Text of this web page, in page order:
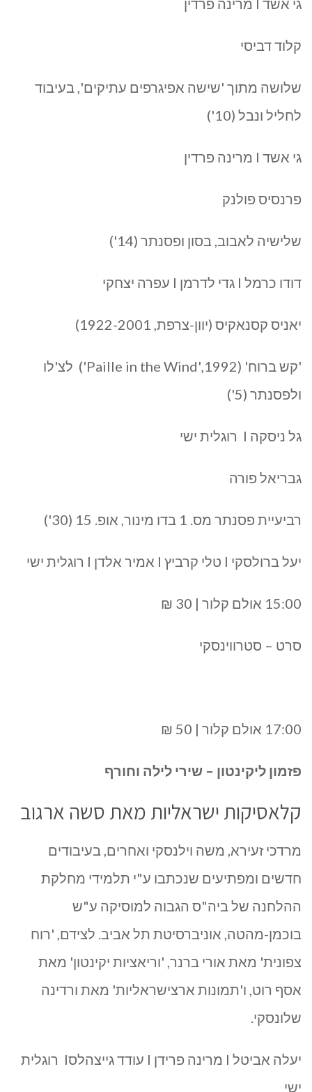
גי אשד I מרינה פרדין
קלוד דביסי
שלושה מתוך 'שישה אפיגרפים עתיקים', בעיבוד
לחליל ונבל (10')
גי אשד I מרינה פרדין
פרנסיס פולנק
שלישיה לאבוב, בסון ופסנתר (14')
דודו כרמל I גדי לדרמן I עפרה יצחקי
יאניס קסנאקיס (יוון-צרפת, 1922-2001)
'קש ברוח' (1992,'Paille in the Wind') לצ'לו
ולפסנתר (5')
גל ניסקה I רוגלית ישי
גבריאל פורה
רביעיית פסנתר מס. 1 בדו מינור, אופ. 15 (30')
יעל ברולסקי I טלי קרביץ I אמיר אלדן I רוגלית ישי
15:00 אולם קלור | 30 ₪
סרט – סטרווינסקי
17:00 אולם קלור | 50 ₪
פזמון ליקינטון – שירי לילה וחורף
קלאסיקות ישראליות מאת סשה ארגוב
מרדכי זעירא, משה וילנסקי ואחרים, בעיבודים
חדשים ומפתיעים שנכתבו ע"י תלמידי מחלקת
ההלחנה של ביה"ס הגבוה למוסיקה ע"ש
בוכמן-מהטה, אוניברסיטת תל אביב. לצידם, 'רוח
צפונית' מאת אורי ברנר, 'וריאציות יקינטון' מאת
אסף רוט, ו'תמונות ארצישראליות' מאת ורדינה
שלונסקי.
יעלה אביטל I מרינה פרידן I עודד גייצהלסI רוגלית
ישי